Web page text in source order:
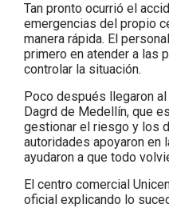
Tan pronto ocurrió el
emergencias del propio
manera rápida. El
primero en atender a las
controlar la situación.
Poco después llegaron
Dagrd de Medellín, que
gestionar el riesgo y los
autoridades apoyaron en
ayudaron a que todo
El centro comercial
oficial explicando lo